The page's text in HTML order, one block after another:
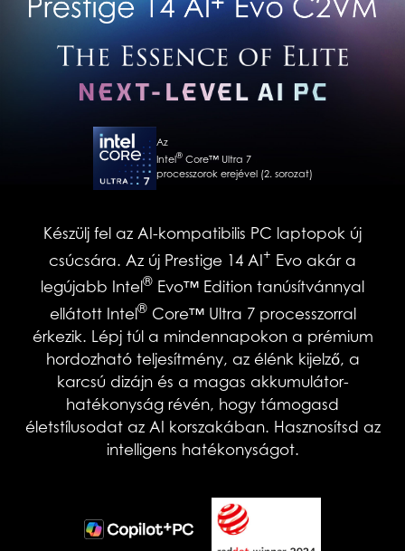
Az
Intel®Core™ Ultra 7
processzorok erejével (2. sorozat)
Készülj fel az AI-kompatibilis PC laptopok új
csúcsára. Az új Prestige 14 AI+ Evo akár a
legújabb Intel® Evo™ Edition tanúsítvánnyal
ellátott Intel®Core™ Ultra 7 processzorral
érkezik. Lépj túl a mindennapokon a prémium
hordozható teljesítmény, az élénk kijelző, a
karcsú dizájn és a magas akkumulátor-
hatékonyság révén, hogy támogasd
életstílusodat az AI korszakában. Hasznosítsd az
intelligens hatékonyságot.